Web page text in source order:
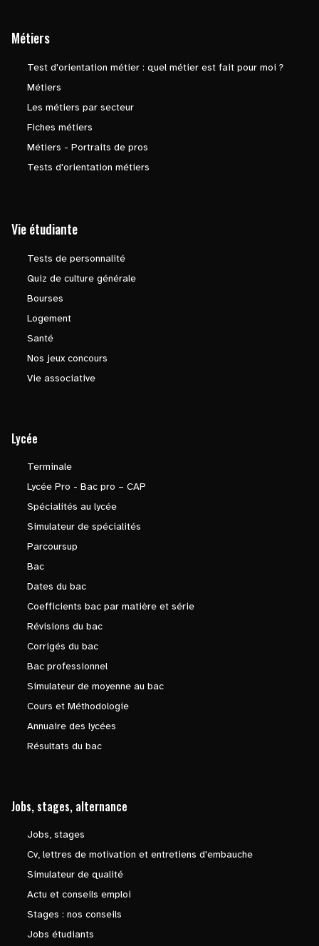
Métiers
Test d'orientation métier : quel métier est fait pour moi ?
Métiers
Les métiers par secteur
Fiches métiers
Métiers - Portraits de pros
Tests d'orientation métiers
Vie étudiante
Tests de personnalité
Quiz de culture générale
Bourses
Logement
Santé
Nos jeux concours
Vie associative
Lycée
Terminale
Lycée Pro - Bac pro – CAP
Spécialités au lycée
Simulateur de spécialités
Parcoursup
Bac
Dates du bac
Coefficients bac par matière et série
Révisions du bac
Corrigés du bac
Bac professionnel
Simulateur de moyenne au bac
Cours et Méthodologie
Annuaire des lycées
Résultats du bac
Jobs, stages, alternance
Jobs, stages
Cv, lettres de motivation et entretiens d'embauche
Simulateur de qualité
Actu et conseils emploi
Stages : nos conseils
Jobs étudiants